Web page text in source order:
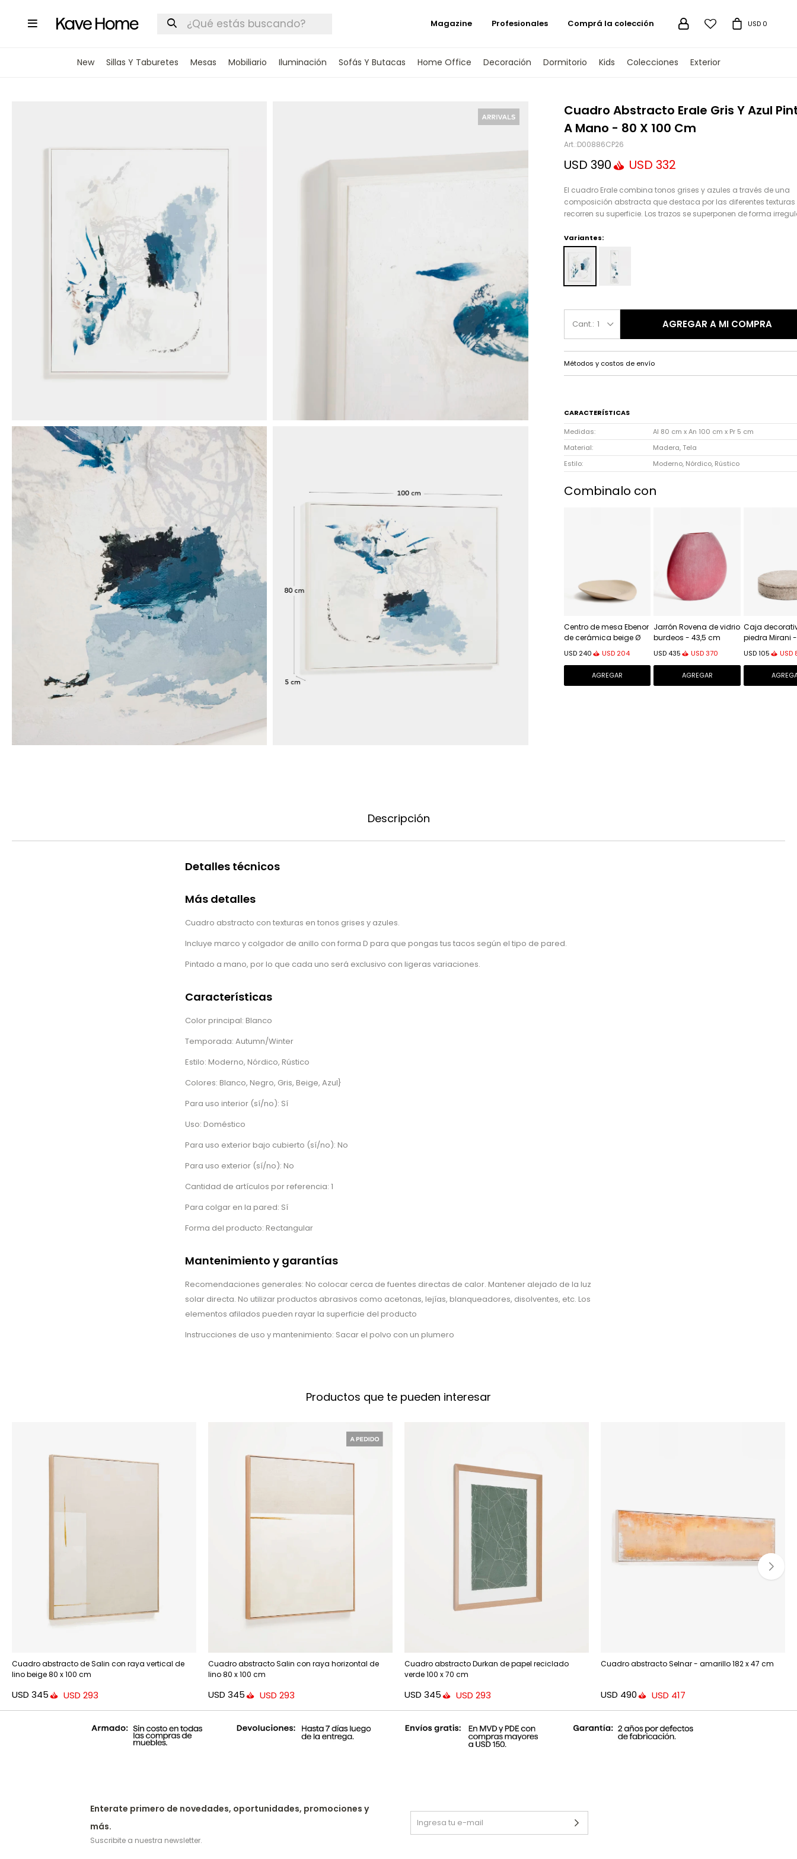

New Sillas Y Taburetes Mesas Mobiliario Iluminación Sofás Y Butacas Home Office Decoración Dormitorio Kids Colecciones Exterior
 USD 0
Magazine Profesionales Comprá la colección
Cuadro Abstracto Erale Gris Y Azul
A Mano - 80 X 100 Cm
D00886CP26
USD 390 USD 332
El cuadro Erale combina tonos grises y azules a través de una
composición abstracta que destaca por las diferentes texturas
recorren su superficie. Los trazos se superponen de forma
Variantes:
1 AGREGAR A MI COMPRA
Métodos y costos de envío
CARACTERÍSTICAS
Medidas
Al 80 cm x An 100 cm x Pr 5 cm
Material
Madera, Tela
Estilo
Moderno, Nórdico, Rústico
Combinalo con
Centro de mesa Ebenor
de cerámica beige Ø
USD 240 USD 204
Jarrón Rovena de vidrio
burdeos - 43,5 cm
USD 435 USD 370
Caja
piedra Mirani
USD105 USD
Descripción
Detalles técnicos
Más detalles
Cuadro abstracto con texturas en tonos grises y azules.
Incluye marco y colgador de anillo con forma D para que pongas tus tacos según el tipo de pared.
Pintado a mano, por lo que cada uno será exclusivo con ligeras variaciones.
Características
Color principal: Blanco
Temporada: Autumn/Winter
Estilo: Moderno, Nórdico, Rústico
Colores: Blanco, Negro, Gris, Beige, Azul}
Para uso interior (sí/no): Sí
Uso: Doméstico
Para uso exterior bajo cubierto (sí/no): No
Para uso exterior (sí/no): No
Cantidad de artículos por referencia: 1
Para colgar en la pared: Sí
Forma del producto: Rectangular
Mantenimiento y garantías
Recomendaciones generales: No colocar cerca de fuentes directas de calor. Mantener alejado de la luz
solar directa. No utilizar productos abrasivos como acetonas, lejías, blanqueadores, disolventes, etc. Los
elementos afilados pueden rayar la superficie del producto
Instrucciones de uso y mantenimiento: Sacar el polvo con un plumero
Productos que te pueden interesar
Cuadro abstracto de Salin con raya vertical de
lino beige 80 x 100 cm
USD 345 USD 293
Cuadro abstracto Salin con raya horizontal de
lino 80 x 100 cm
USD 345 USD 293
Cuadro abstracto Durkan de papel reciclado
verde 100 x 70 cm
USD 345 USD 293
Cuadro abstracto Selnar - amarillo 182 x 47 cm
USD 490 USD 417
Correo electrónico
Teléfono
Enterate primero de novedades, oportunidades, promociones y
más.
Suscribite a nuestra newsletter.